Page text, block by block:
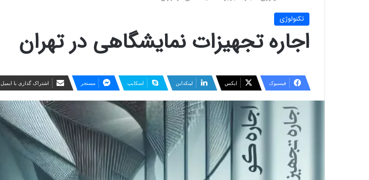
تکنولوژی
اجاره تجهیزات نمایشگاهی در تهران
فیسبوک ایکس لینکداین اسکایپ مسنجر اشتراک گذاری با ایمیل